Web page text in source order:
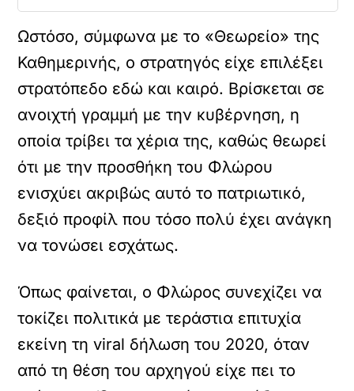
Ωστόσο, σύμφωνα με το «Θεωρείο» της
Καθημερινής, ο στρατηγός είχε επιλέξει
στρατόπεδο εδώ και καιρό. Βρίσκεται σε
ανοιχτή γραμμή με την κυβέρνηση, η
οποία τρίβει τα χέρια της, καθώς θεωρεί
ότι με την προσθήκη του Φλώρου
ενισχύει ακριβώς αυτό το πατριωτικό,
δεξιό προφίλ που τόσο πολύ έχει ανάγκη
να τονώσει εσχάτως.
Όπως φαίνεται, ο Φλώρος συνεχίζει να
τοκίζει πολιτικά με τεράστια επιτυχία
εκείνη τη viral δήλωση του 2020, όταν
από τη θέση του αρχηγού είχε πει το